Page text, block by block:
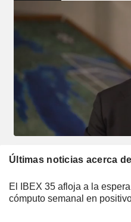
Últimas noticias acerca
El IBEX 35 afloja a la
cómputo semanal en